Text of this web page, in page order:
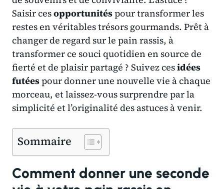
Saisir cesopportunitéspour transformer les
restes en véritables trésors gourmands. Prêt à
changer de regard sur le pain rassis, à
transformer ce souci quotidien en source de
fierté et de plaisir partagé ? Suivez cesidées
futéespour donner une nouvelle vie à chaque
morceau, et laissez-vous surprendre par la
simplicité et l’originalité des astuces à venir.
Sommaire
Comment donner une seconde